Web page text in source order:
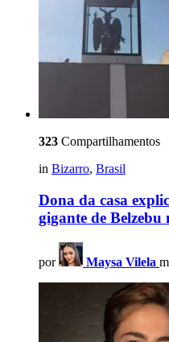
323 Compartilhamentos
in Bizarro, Brasil
Dona da casa
gigante de Belzebu
por Maysa Vilela